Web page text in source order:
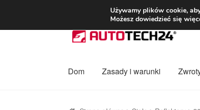
DOSTAWA
Przejdź
do
Przejdź
do
Dom Zasady i warunki
Używamy plików cookie,
Możesz dowiedzieć się